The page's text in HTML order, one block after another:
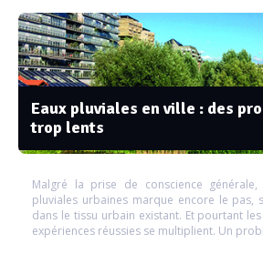
Eaux pluviales en ville : des
trop lents
Malgré la prise de conscience
pluviales urbaines marque encore le pas,
dans le tissu urbain existant. Et pourtant
expériences réussies se multiplient. Un